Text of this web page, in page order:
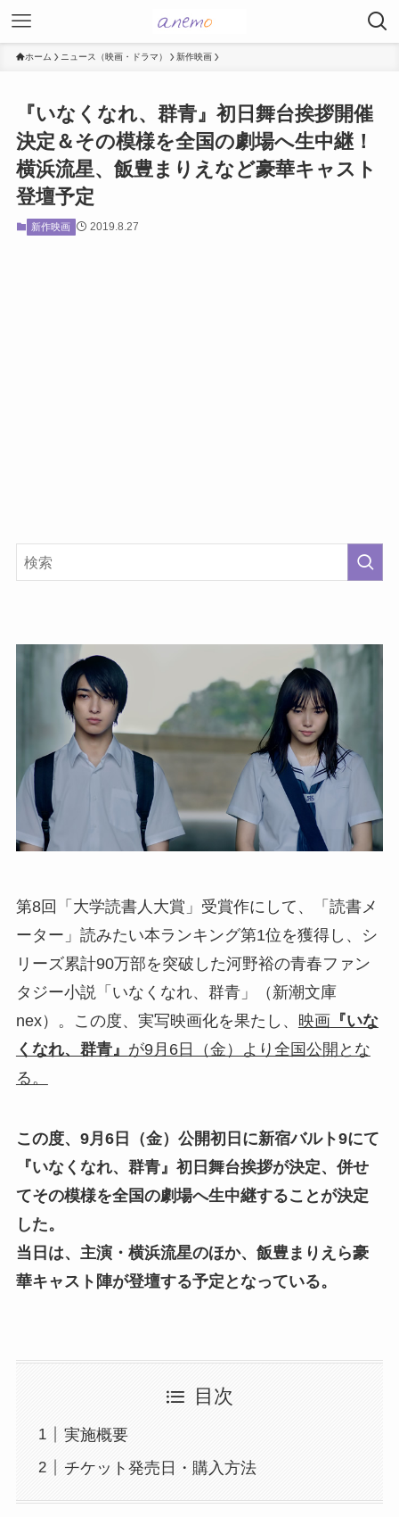
ホーム ニュース（映画・ドラマ） 新作映画
『いなくなれ、群青』初日舞台挨拶開催
決定＆その模様を全国の劇場へ生中継！
横浜流星、飯豊まりえなど豪華キャスト
登壇予定
新作映画 2019.8.27
第8回「大学読書人大賞」受賞作にして、「読書メ
ーター」読みたい本ランキング第1位を獲得し、シ
リーズ累計90万部を突破した河野裕の青春ファン
タジー小説「いなくなれ、群青」（新潮文庫
nex）。この度、実写映画化を果たし、 映画 『いな
くなれ、群青』 が9月6日（金）より全国公開とな
る。
この度、9月6日（金）公開初日に新宿バルト9にて
『いなくなれ、群青』初日舞台挨拶が決定、併せ
てその模様を全国の劇場へ生中継することが決定
した。
当日は、主演・横浜流星のほか、飯豊まりえら豪
華キャスト陣が登壇する予定となっている。
目次
実施概要
チケット発売日・購入方法